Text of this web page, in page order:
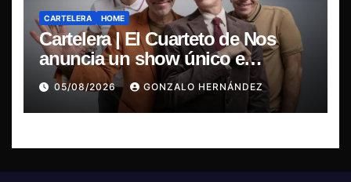
CARTELERA HOME
Cartelera | El Cuarteto de Nos
anuncia un show único e
irrepetible en el Movistar Arena
05/08/2026 GONZALO HERNÁNDEZ